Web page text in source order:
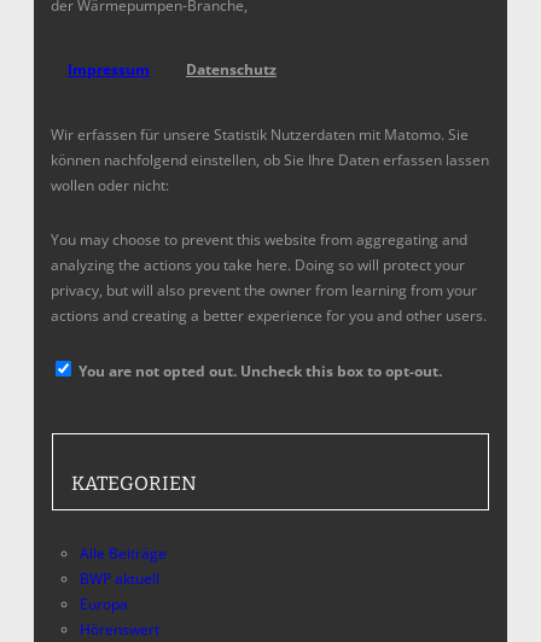
der Wärmepumpen-Branche,
Impressum Datenschutz
Wir erfassen für unsere Statistik Nutzerdaten mit Matomo. Sie
können nachfolgend einstellen, ob Sie Ihre Daten erfassen lassen
wollen oder nicht:
You may choose to prevent this website from aggregating and
analyzing the actions you take here. Doing so will protect your
privacy, but will also prevent the owner from learning from your
actions and creating a better experience for you and other users.
You are not opted out. Uncheck this box to opt-out.
KATEGORIEN
Alle Beiträge
BWP aktuell
Europa
Hörenswert